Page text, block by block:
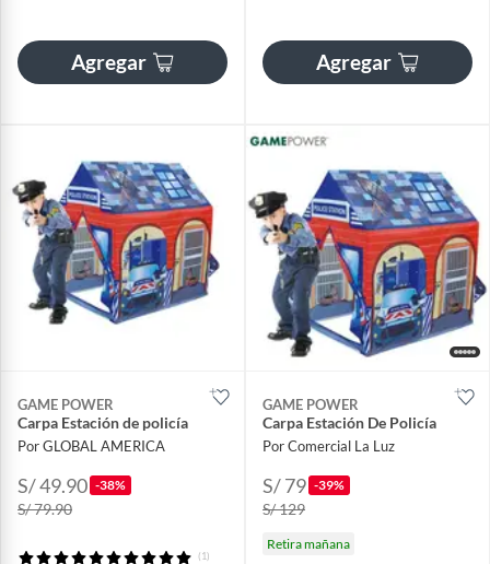
Agregar Agregar
GAME POWER
Carpa Estación de policía
Por GLOBAL AMERICA
S/ 49.90 -38%
S/ 79.90
(1)
GAME POWER
Carpa Estación De Policía
Por Comercial La Luz
S/ 79 -39%
S/ 129
Retira mañana